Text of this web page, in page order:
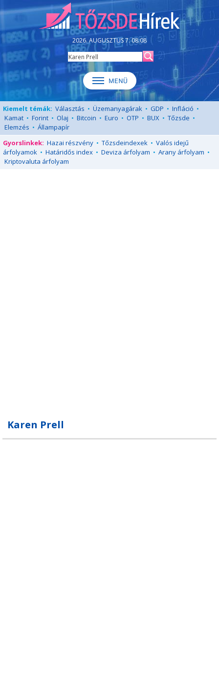
2026. AUGUSZTUS 7. 08:08
Kiemelt témák: Választás • Üzemanyagárak • GDP • Infláció •
Kamat • Forint • Olaj • Bitcoin • Euro • OTP • BUX • Tőzsde •
Elemzés • Állampapír
Gyorslinkek: Hazai részvény • Tőzsdeindexek • Valós idejű
árfolyamok • Határidős index • Deviza árfolyam • Arany árfolyam •
Kriptovaluta árfolyam
Karen Prell